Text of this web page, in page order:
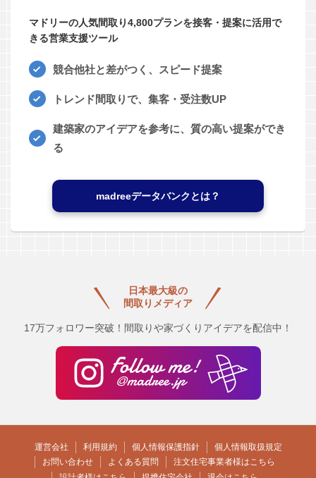
マドリーの人気間取り4,800プランを接客・提案に活用で
きる営業支援ツール
競合他社と差がつく、スピード提案
トレンド間取りで、集客・受注数UP
建築家のアイデアを参考に、質の高い提案ができ
る
madreeデータバンクとは？
日本最大級の
間取りメディア
17万フォロワー突破！間取りや家づくりアイデアを配信中！
運営会社 利用規約 個人情報保護指針
個人情報取扱規定
お問い合わせ
よくある質問
注文住宅事業者様はこちら